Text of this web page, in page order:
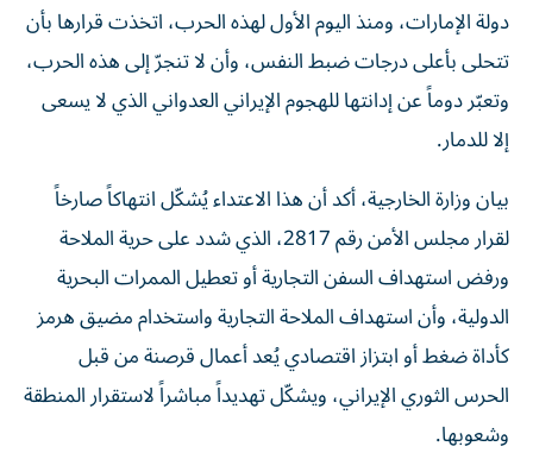
دولة الإمارات، ومنذ اليوم الأول لهذه الحرب، اتخذت قرارها بأن
تتحلى بأعلى درجات ضبط النفس، وأن لا تنجرّ إلى هذه الحرب،
وتعبّر دوماً عن إدانتها للهجوم الإيراني العدواني الذي لا يسعى
إلا للدمار.
بيان وزارة الخارجية، أكد أن هذا الاعتداء يُشكّل انتهاكاً صارخاً
لقرار مجلس الأمن رقم 2817، الذي شدد على حرية الملاحة
ورفض استهداف السفن التجارية أو تعطيل الممرات البحرية
الدولية، وأن استهداف الملاحة التجارية واستخدام مضيق هرمز
كأداة ضغط أو ابتزاز اقتصادي يُعد أعمال قرصنة من قبل
الحرس الثوري الإيراني، ويشكّل تهديداً مباشراً لاستقرار المنطقة
وشعوبها.